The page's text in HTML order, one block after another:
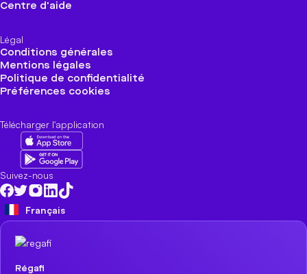
Centre d'aide
Légal
Conditions générales
Mentions légales
Politique de confidentialité
Préférences cookies
Télécharger l'application
Suivez-nous
Français
Régafi